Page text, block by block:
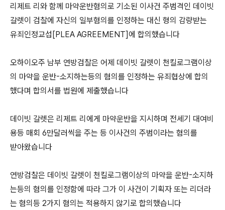
리제트 리와 함께 마약운반혐의로 기소된 이사건 주범격인 데이빗
갈렛이 검찰에 자신의 일부혐의를 인정하는 대신 형의 감량받는
유죄인정교섭[PLEA AGREEMENT]에 합의했습니다
오하이오주 남부 연방검찰은 어제 데이빗 갈렛이 천킬로그램이상
의 마약을 운반-소지하는등의 혐의를 인정하는 유죄협상에 합의
했다며 합의서를 법원에 제출했습니다
데이빗 갈렛은 리제트 리에게 마약운반을 지시하며 전세기 대여비
용등 매회 6만달러씩을 주는 등 이사건의 주범이라는 혐의를
받아왔습니다
연방검찰은 데이빗 갈렛이 천킬로그램이상의 마약을 운반-소지하
는등의 혐의를 인정함에 따라 그가 이 사건이 기획자 또는 리더라
는 혐의등 2가지 혐의는 적용하지 않기로 합의했습니다